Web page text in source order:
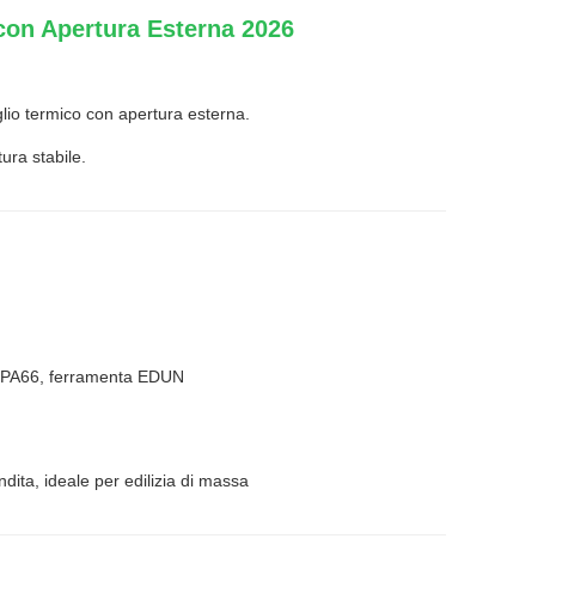
Apertura Esterna 2026
termico con apertura esterna.
stabile.
ferramenta EDUN
ideale per edilizia di massa